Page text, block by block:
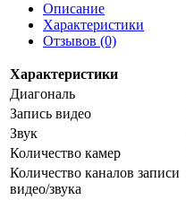
Описание
Характеристики
Отзывов (0)
Характеристики
Диагональ
Запись видео
Звук
Количество камер
Количество каналов записи
видео/звука